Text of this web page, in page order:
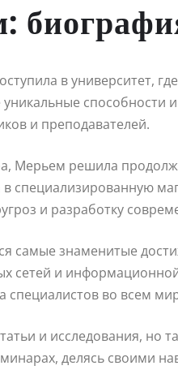
в университет,
способности
и преподавателей.
Мерьем решила
специализированную
и разработку
самые знаменитые
сетей и
специалистов во всем
и исследования, но
делясь своими